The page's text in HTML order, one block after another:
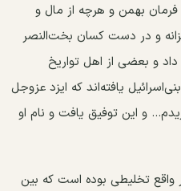
فرمان بهمن و هرچه از مال و
و در دست کسان بخت‌النصر
داد و بعضی از اهل تواریخ
یافته‌اند که ایزد عزوجل
و این توفیق یافت و نام او
واقع تخلیطی بوده است که بین